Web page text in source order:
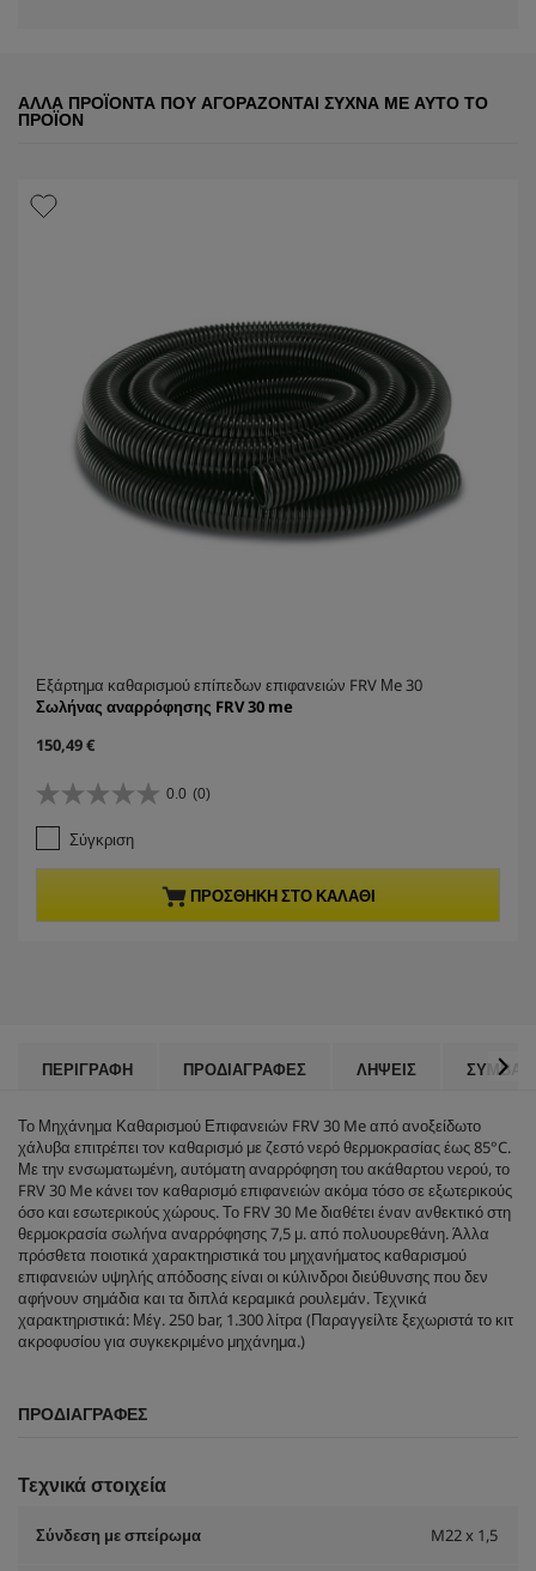
ΆΛΛΑ ΠΡΟΪΌΝΤΑ ΠΟΥ ΑΓΟΡΆΖΟΝΤΑΙ ΣΥΧΝΆ ΜΕ ΑΥΤΌ ΤΟ
ΠΡΟΪΌΝ
Εξάρτημα καθαρισμού επίπεδων επιφανειών FRV Μe 30
Σωλήνας αναρρόφησης FRV 30 me
C
r
r
e
n
t
r
e
150,49 €
0.0 (0)
0
.
0
α
Σύγκριση
ΠΡΟΣΘΉΚΗ ΣΤΟ ΚΑΛΆΘΙ
ΠΕΡΙΓΡΑΦΉ ΠΡΟΔΙΑΓΡΑΦΈΣ ΛΉΨΕΙΣ
Το Μηχάνημα Καθαρισμού Επιφανειών FRV 30 Me από ανοξείδωτο
χάλυβα επιτρέπει τον καθαρισμό με ζεστό νερό θερμοκρασίας έως 85°C.
Με την ενσωματωμένη, αυτόματη αναρρόφηση του ακάθαρτου νερού, το
FRV 30 Me κάνει τον καθαρισμό επιφανειών ακόμα τόσο σε εξωτερικούς
όσο και εσωτερικούς χώρους. Το FRV 30 Me διαθέτει έναν ανθεκτικό στη
θερμοκρασία σωλήνα αναρρόφησης 7,5 μ. από πολυουρεθάνη. Άλλα
πρόσθετα ποιοτικά χαρακτηριστικά του μηχανήματος καθαρισμού
επιφανειών υψηλής απόδοσης είναι οι κύλινδροι διεύθυνσης που δεν
αφήνουν σημάδια και τα διπλά κεραμικά ρουλεμάν. Τεχνικά
χαρακτηριστικά: Μέγ. 250 bar, 1.300 λίτρα (Παραγγείλτε ξεχωριστά το κιτ
ακροφυσίου για συγκεκριμένο μηχάνημα.)
ΠΡΟΔΙΑΓΡΑΦΈΣ
Τεχνικά στοιχεία
Σύνδεση με σπείρωμα M22 x 1,5